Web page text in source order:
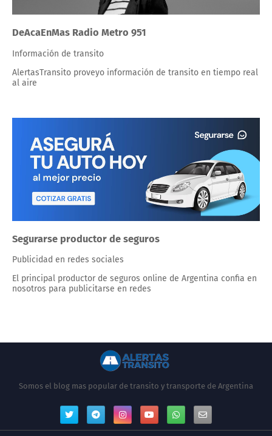
DeAcaEnMas Radio Metro 951
Información de transito
AlertasTransito proveyo información de transito en tiempo real
al aire
Segurarse productor de seguros
Publicidad en redes sociales
El principal productor de seguros online de Argentina confia en
nosotros para publicitarse en redes
Somos el blog mas popular de transito y transporte de Argentina